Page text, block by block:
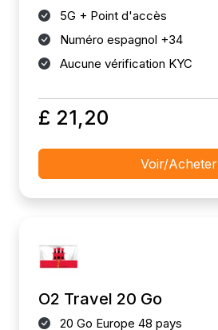
5G + Point d'accès
Numéro espagnol +34
Aucune vérification KYC
£ 21,20
Voir/Acheter
O2 Travel 20 Go
20 Go Europe 48 pays